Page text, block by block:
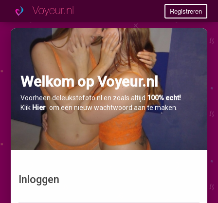
Registreren
Welkom op Voyeur.nl
Voorheen deleukstefoto.nl en zoals altijd 100% echt!
Klik Hier om een nieuw wachtwoord aan te maken.
Inloggen